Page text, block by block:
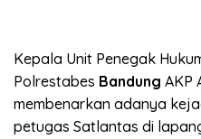
Kepala Unit Penegak
Polrestabes Bandung AKP
membenarkan adanya
petugas Satlantas di